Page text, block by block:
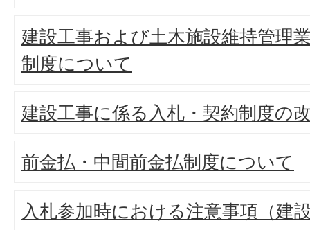
建設工事および土木施設維持管理
制度について
建設工事に係る入札・契約制度の
前金払・中間前金払制度について
入札参加時における注意事項（建